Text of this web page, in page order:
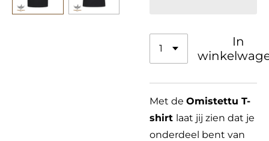
In
Met de Omistettu T-
shirt laat jij zien dat je
onderdeel bent van